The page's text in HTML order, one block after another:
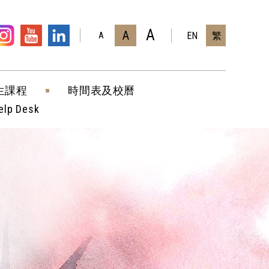
A A A EN 繁
課程
時間表及校曆
Desk